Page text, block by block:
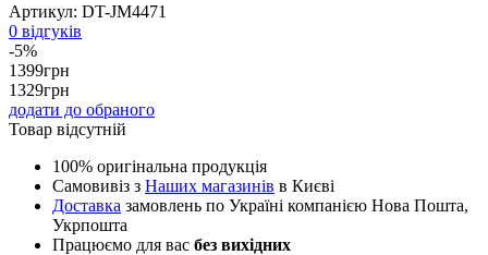
Артикул: DT-JM4471
0 відгуків
-5%
1399грн
1329грн
додати до обраного
Товар відсутній
100% оригінальна продукція
Самовивіз з Наших магазинів в Києві
Доставка замовлень по Україні компанією Нова Пошта,
Укрпошта
Працюємо для вас без вихідних